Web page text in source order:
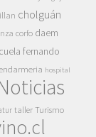
cholguán
corfo daem
fernando
hospital
taller Turismo